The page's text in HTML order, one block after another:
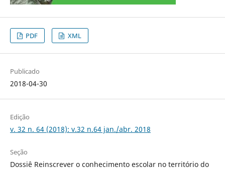
PDF XML
Publicado
2018-04-30
Edição
v. 32 n. 64 (2018): v.32 n.64 jan./abr. 2018
Seção
Dossiê Reinscrever o conhecimento escolar no território do